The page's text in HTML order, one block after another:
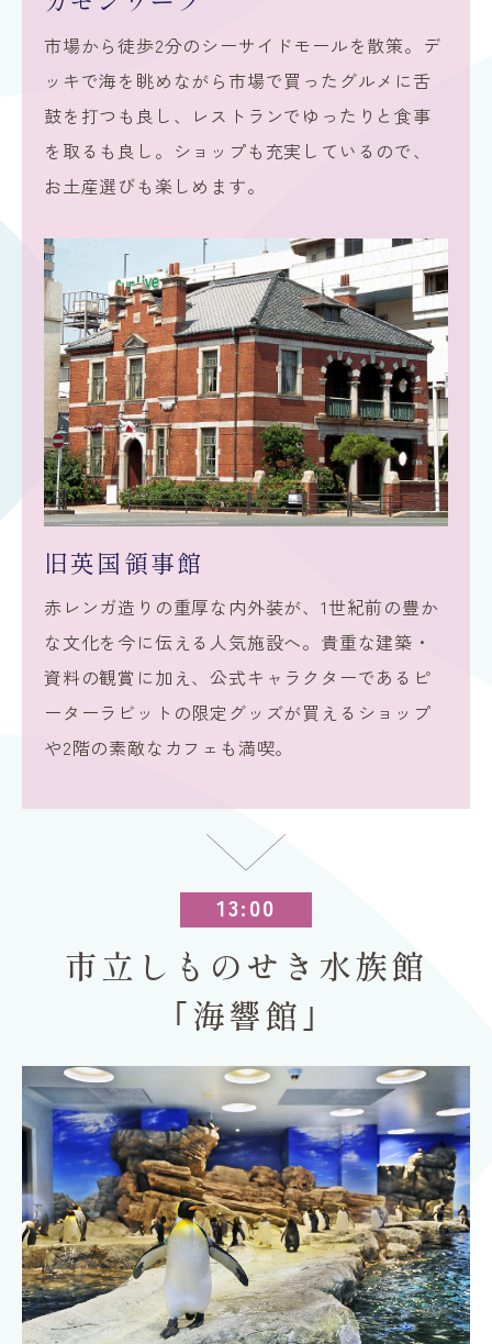
市場から徒歩2分のシーサイドモールを散策。デ
ッキで海を眺めながら市場で買ったグルメに舌
鼓を打つも良し、レストランでゆったりと食事
を取るも良し。ショップも充実しているので、
お土産選びも楽しめます。
旧英国領事館
赤レンガ造りの重厚な内外装が、1世紀前の豊か
な文化を今に伝える人気施設へ。貴重な建築・
資料の観賞に加え、公式キャラクターであるピ
ーターラビットの限定グッズが買えるショップ
や2階の素敵なカフェも満喫。
13:00
市立しものせき水族館
｢海響館｣